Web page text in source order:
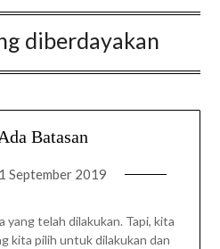
diberdayakan
Batasan
1 September 2019
yang telah dilakukan. Tapi, kita
kita pilih untuk dilakukan dan